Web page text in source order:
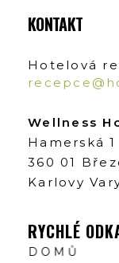
KONTAKT
Hotelová
Wellness
Hamerská 1
360 01
Karlovy
RYCHLÉ
DOMŮ